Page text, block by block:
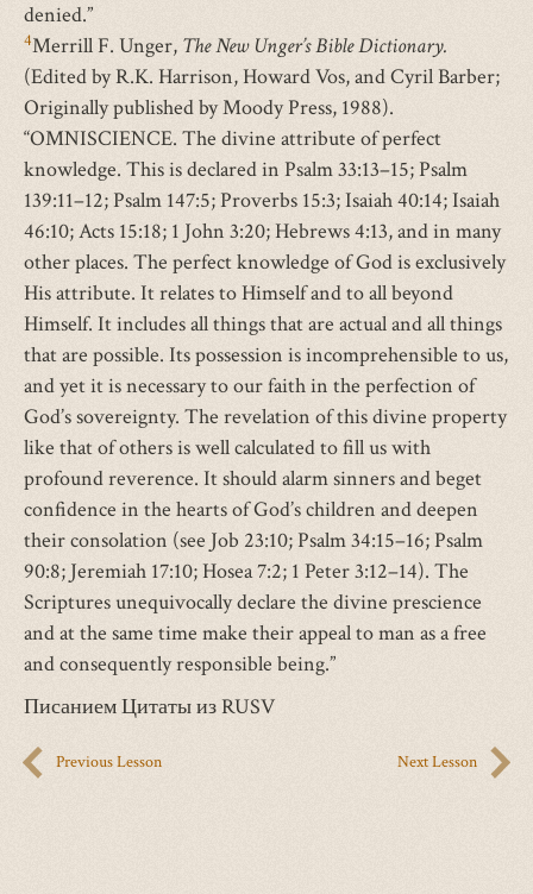
denied.”
4Merrill F. Unger, The New Unger’s Bible Dictionary.
(Edited by R.K. Harrison, Howard Vos, and Cyril Barber;
Originally published by Moody Press, 1988).
“OMNISCIENCE. The divine attribute of perfect
knowledge. This is declared in Psalm 33:13–15; Psalm
139:11–12; Psalm 147:5; Proverbs 15:3; Isaiah 40:14; Isaiah
46:10; Acts 15:18; 1 John 3:20; Hebrews 4:13, and in many
other places. The perfect knowledge of God is exclusively
His attribute. It relates to Himself and to all beyond
Himself. It includes all things that are actual and all things
that are possible. Its possession is incomprehensible to us,
and yet it is necessary to our faith in the perfection of
God’s sovereignty. The revelation of this divine property
like that of others is well calculated to fill us with
profound reverence. It should alarm sinners and beget
confidence in the hearts of God’s children and deepen
their consolation (see Job 23:10; Psalm 34:15–16; Psalm
90:8; Jeremiah 17:10; Hosea 7:2; 1 Peter 3:12–14). The
Scriptures unequivocally declare the divine prescience
and at the same time make their appeal to man as a free
and consequently responsible being.”
Писанием Цитаты из RUSV
Previous Lesson Next Lesson